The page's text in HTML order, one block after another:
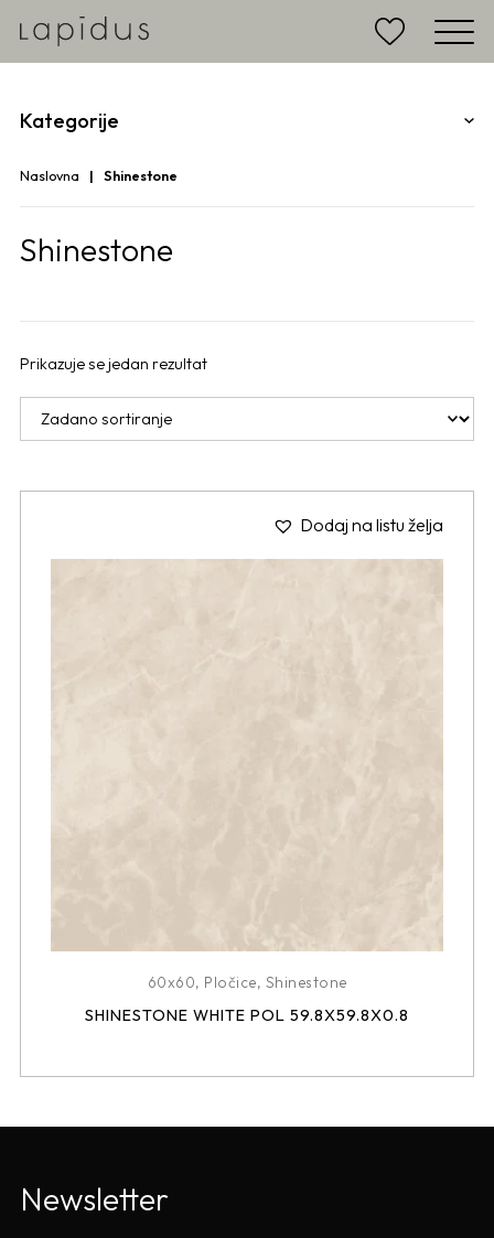
Kategorije
Naslovna Shinestone
Shinestone
Prikazuje se jedan rezultat
Dodaj na listu želja
60x60, Pločice, Shinestone
SHINESTONE WHITE POL 59.8X59.8X0.8
Newsletter